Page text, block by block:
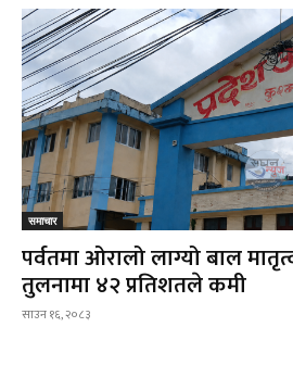
समाचार
पर्वतमा ओरालो लाग्यो बाल
तुलनामा ४२ प्रतिशतले कमी
साउन १६, २०८३